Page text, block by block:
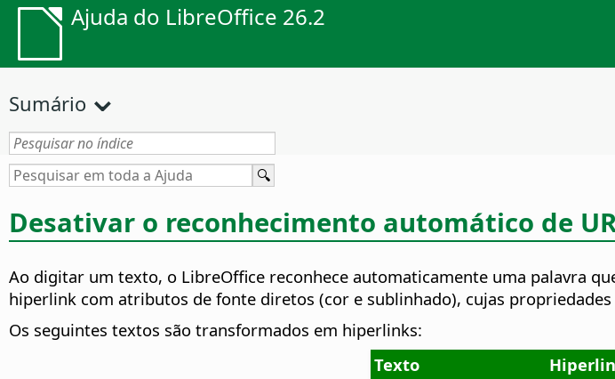
Ajuda do LibreOffice 26.2
Sumário
Desativar o reconhecimento automático de
Ao digitar um texto, o LibreOffice reconhece automaticamente uma palavra
hiperlink com atributos de fonte diretos (cor e sublinhado), cujas
Os seguintes textos são transformados em hiperlinks:
Texto